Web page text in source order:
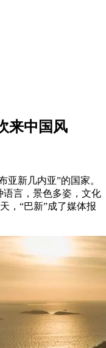
来中国风
新几内亚”的国家。
语言，景色多姿，文化
，“巴新”成了媒体报